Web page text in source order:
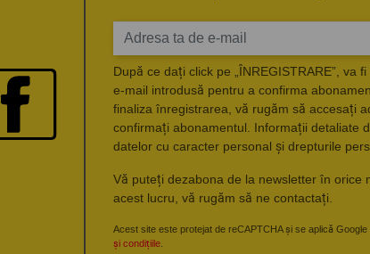
După ce dați click pe „ÎNREGISTRARE”, va
e-mail introdusă pentru a confirma
finaliza înregistrarea, vă rugăm să accesați
confirmați abonamentul. Informații detaliate
datelor cu caracter personal și drepturile
Vă puteți dezabona de la newsletter în orice
acest lucru, vă rugăm să ne contactați.
Acest site este protejat de reCAPTCHA și se aplică Google
și condițiile